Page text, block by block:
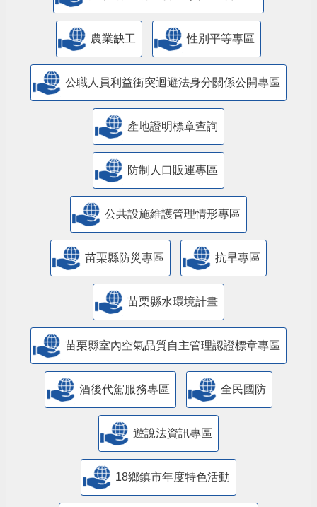
農業缺工 性別平等專區
公職人員利益衝突迴避法身分關係公開專區
產地證明標章查詢
防制人口販運專區
​公共設施維護管理情形專區
苗栗縣防災專區 抗旱專區
苗栗縣水環境計畫
苗栗縣室內空氣品質自主管理認證標章專區
酒後代駕服務專區 全民國防
遊說法資訊專區
18鄉鎮市年度特色活動